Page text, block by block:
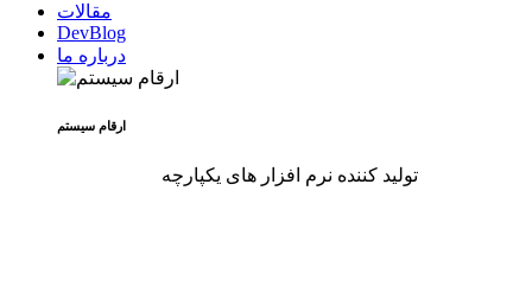
مقالات
DevBlog
درباره ما
ارقام سیستم
تولید کننده نرم افزار های یکپارچه